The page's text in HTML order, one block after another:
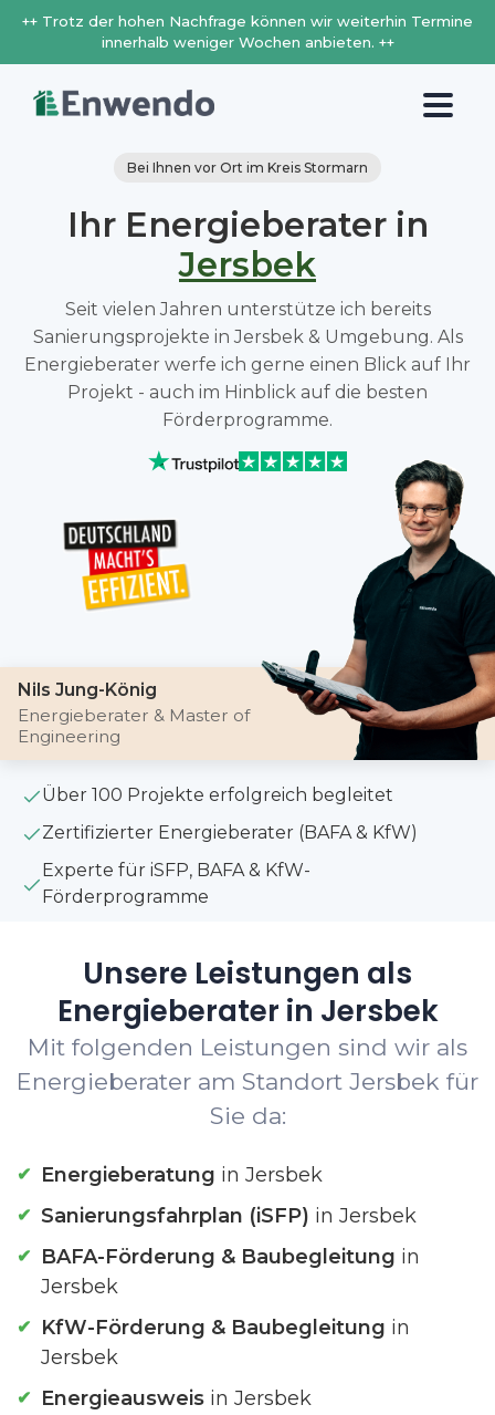
++ Trotz der hohen Nachfrage können wir weiterhin Termine
innerhalb weniger Wochen anbieten. ++
Bei Ihnen vor Ort im Kreis Stormarn
Ihr Energieberater in
Jersbek
Seit vielen Jahren unterstütze ich bereits
Sanierungsprojekte in Jersbek & Umgebung. Als
Energieberater werfe ich gerne einen Blick auf Ihr
Projekt - auch im Hinblick auf die besten
Förderprogramme.
Nils Jung-König
Energieberater & Master of
Engineering
Über 100 Projekte erfolgreich begleitet
Zertifizierter Energieberater (BAFA & KfW)
Experte für iSFP, BAFA & KfW-
Förderprogramme
Unsere Leistungen als
Energieberater in Jersbek
Mit folgenden Leistungen sind wir als
Energieberater am Standort Jersbek für
Sie da:
Energieberatung in Jersbek
Sanierungsfahrplan (iSFP) in Jersbek
BAFA-Förderung & Baubegleitung in
Jersbek
KfW-Förderung & Baubegleitung in
Jersbek
Energieausweis in Jersbek